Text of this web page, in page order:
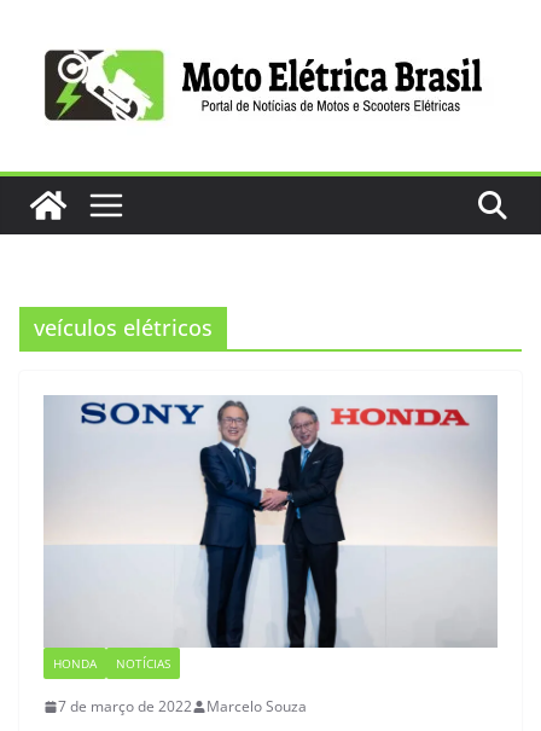
conteúdo
veículos elétricos
HONDA NOTÍCIAS
7 de março de 2022 Marcelo Souza